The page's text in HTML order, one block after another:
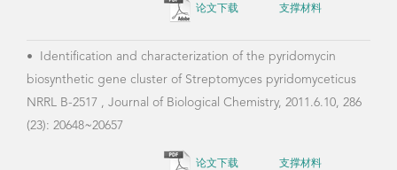
论文下载 支撑材料
•
Identification and characterization of the pyridomycin
biosynthetic gene cluster of Streptomyces pyridomyceticus
NRRL B-2517 , Journal of Biological Chemistry, 2011.6.10, 286
(23): 20648~20657
论文下载 支撑材料